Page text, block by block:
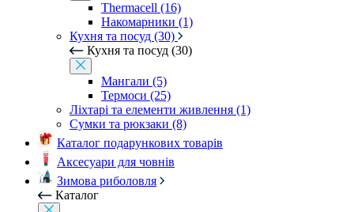
Thermacell (16)
Накомарники (1)
Кухня та посуд (30)
Кухня та посуд (30)
Мангали (5)
Термоси (25)
Ліхтарі та елементи живлення (1)
Сумки та рюкзаки (8)
Каталог подарункових товарів
Аксесуари для човнів
Зимова риболовля
Каталог